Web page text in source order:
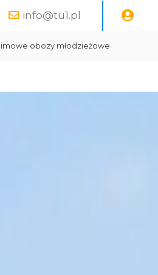
info@tu1.pl
obozy młodzieżowe